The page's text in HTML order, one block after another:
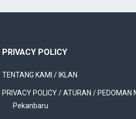
PRIVACY POLICY
TENTANG KAMI / IKLAN
PRIVACY POLICY / ATURAN / PEDOMAN
Pekanbaru